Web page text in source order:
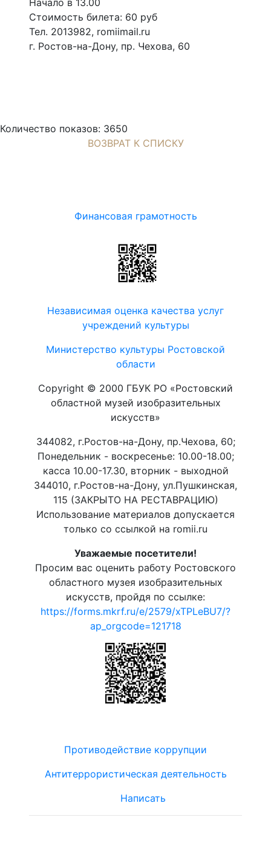
Начало в 13.00
Стоимость билета: 60 руб
Тел. 2013982, romiimail.ru
г. Ростов-на-Дону, пр. Чехова, 60
Количество показов: 3650
ВОЗВРАТ К СПИСКУ
Финансовая грамотность
Независимая оценка качества услуг
учреждений культуры
Министерство культуры Ростовской
области
Copyright © 2000 ГБУК РО «Ростовский
областной музей изобразительных
искусств»
344082, г.Ростов-на-Дону, пр.Чехова, 60;
Понедельник - воскресенье: 10.00-18.00;
касса 10.00-17.30, вторник - выходной
344010, г.Ростов-на-Дону, ул.Пушкинская,
115 (ЗАКРЫТО НА РЕСТАВРАЦИЮ)
Использование материалов допускается
только со ссылкой на romii.ru
Уважаемые посетители!
Просим вас оценить работу Ростовского
областного музея изобразительных
искусств, пройдя по ссылке:
https://forms.mkrf.ru/e/2579/xTPLeBU7/?
ap_orgcode=121718
Противодействие коррупции
Антитеррористическая деятельность
Написать